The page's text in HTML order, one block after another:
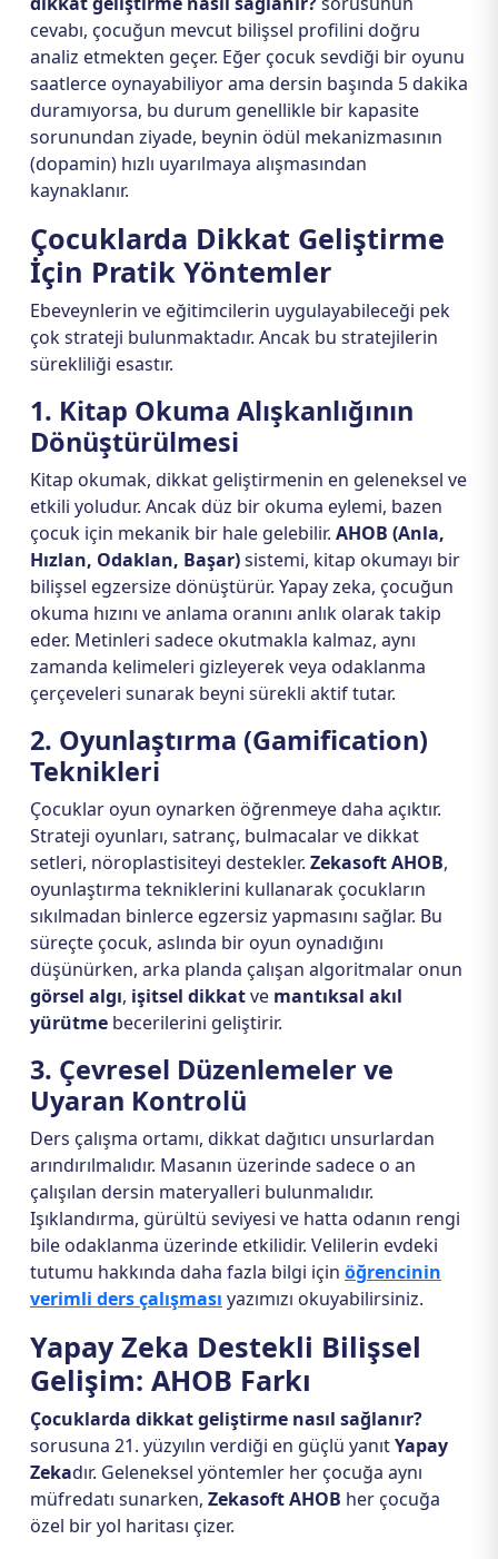
cevabı, çocuğun mevcut bilişsel profilini doğru
analiz etmekten geçer. Eğer çocuk sevdiği bir oyunu
saatlerce oynayabiliyor ama dersin başında 5 dakika
duramıyorsa, bu durum genellikle bir kapasite
sorunundan ziyade, beynin ödül mekanizmasının
(dopamin) hızlı uyarılmaya alışmasından
kaynaklanır.
Çocuklarda Dikkat Geliştirme
İçin Pratik Yöntemler
Ebeveynlerin ve eğitimcilerin uygulayabileceği pek
çok strateji bulunmaktadır. Ancak bu stratejilerin
sürekliliği esastır.
1. Kitap Okuma Alışkanlığının
Dönüştürülmesi
Kitap okumak, dikkat geliştirmenin en geleneksel ve
etkili yoludur. Ancak düz bir okuma eylemi, bazen
çocuk için mekanik bir hale gelebilir. AHOB (Anla,
Hızlan, Odaklan, Başar)sistemi, kitap okumayı bir
bilişsel egzersize dönüştürür. Yapay zeka, çocuğun
okuma hızını ve anlama oranını anlık olarak takip
eder. Metinleri sadece okutmakla kalmaz, aynı
zamanda kelimeleri gizleyerek veya odaklanma
çerçeveleri sunarak beyni sürekli aktif tutar.
2. Oyunlaştırma (Gamification)
Teknikleri
Çocuklar oyun oynarken öğrenmeye daha açıktır.
Strateji oyunları, satranç, bulmacalar ve dikkat
setleri, nöroplastisiteyi destekler. Zekasoft AHOB,
oyunlaştırma tekniklerini kullanarak çocukların
sıkılmadan binlerce egzersiz yapmasını sağlar. Bu
süreçte çocuk, aslında bir oyun oynadığını
düşünürken, arka planda çalışan algoritmalar onun
görsel algı, işitsel dikkatve mantıksal akıl
yürütme becerilerini geliştirir.
3. Çevresel Düzenlemeler ve
Uyaran Kontrolü
Ders çalışma ortamı, dikkat dağıtıcı unsurlardan
arındırılmalıdır. Masanın üzerinde sadece o an
çalışılan dersin materyalleri bulunmalıdır.
Işıklandırma, gürültü seviyesi ve hatta odanın rengi
bile odaklanma üzerinde etkilidir. Velilerin evdeki
tutumu hakkında daha fazla bilgi için öğrencinin
verimli ders çalışması yazımızı okuyabilirsiniz.
Yapay Zeka Destekli Bilişsel
Gelişim: AHOB Farkı
Çocuklarda dikkat geliştirme nasıl sağlanır?
sorusuna 21. yüzyılın verdiği en güçlü yanıtYapay
Zekadır. Geleneksel yöntemler her çocuğa aynı
müfredatı sunarken, Zekasoft AHOB her çocuğa
özel bir yol haritası çizer.